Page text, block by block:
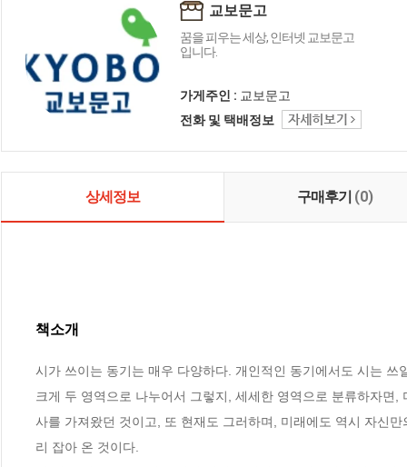
교보문고
꿈을 피우는 세상, 인터넷 교보문고
입니다.
가게주인 : 교보문고
전화 및 택배정보
상세정보 구매후기 (0)
책소개
시가 쓰이는 동기는 매우 다양하다. 개인적인 동기에서도 시는
크게 두 영역으로 나누어서 그렇지, 세세한 영역으로 분류하자
사를 가져왔던 것이고, 또 현재도 그러하며, 미래에도 역시 자신
리 잡아 온 것이다.